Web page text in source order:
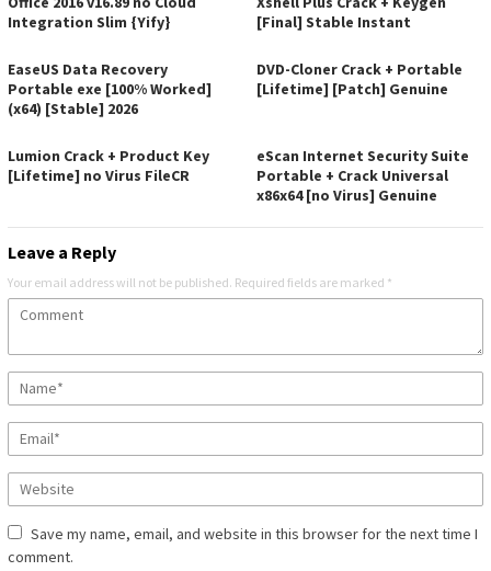
Integration Slim {Yify}
[Final] Stable Instant
EaseUS Data Recovery
Portable exe [100% Worked]
(x64) [Stable] 2026
DVD-Cloner Crack + Portable
[Lifetime] [Patch] Genuine
Lumion Crack + Product Key
[Lifetime] no Virus FileCR
eScan Internet Security Suite
Portable + Crack Universal
x86x64 [no Virus] Genuine
Leave a Reply
Your email address will not be published. Required fields are marked *
Save my name, email, and website in this browser for the next time I
comment.